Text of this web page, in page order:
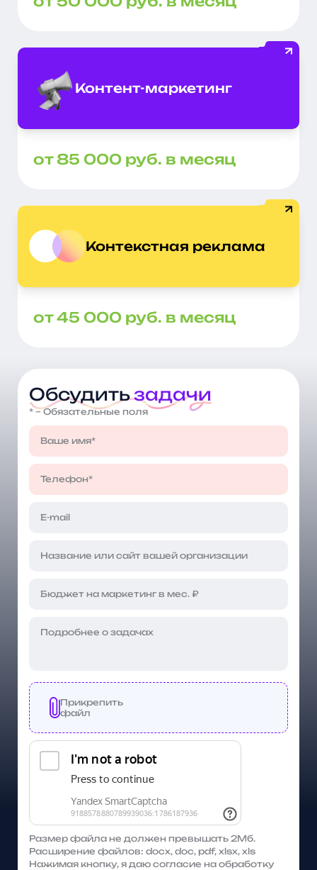
Контент-маркетинг
от 85 000 руб. в месяц
Контекстная реклама
от 45 000 руб. в месяц
Обсудитьзадачи
* – Обязательные поля
Прикрепить
файл
Нажимая кнопку, я даю согласие на обработку
Размер файла не должен превышать 2Мб.
Расширение файлов: docx, doc, pdf, xlsx, xls